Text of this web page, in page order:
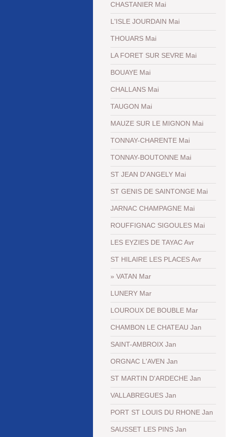
CHASTANIER Mai
L'ISLE JOURDAIN Mai
THOUARS Mai
LA FORET SUR SEVRE Mai
BOUAYE Mai
CHALLANS Mai
TAUGON Mai
MAUZE SUR LE MIGNON Mai
TONNAY-CHARENTE Mai
TONNAY-BOUTONNE Mai
ST JEAN D'ANGELY Mai
ST GENIS DE SAINTONGE Mai
JARNAC CHAMPAGNE Mai
ROUFFIGNAC SIGOULES Mai
LES EYZIES DE TAYAC Avr
ST HILAIRE LES PLACES Avr
VATAN Mar
LUNERY Mar
LOUROUX DE BOUBLE Mar
CHAMBON LE CHATEAU Jan
SAINT-AMBROIX Jan
ORGNAC L'AVEN Jan
ST MARTIN D'ARDECHE Jan
VALLABREGUES Jan
PORT ST LOUIS DU RHONE Jan
SAUSSET LES PINS Jan